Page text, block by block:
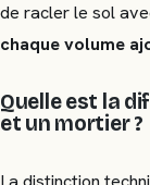
de racler le sol
chaque volume
Quelle est la
et un mortier ?